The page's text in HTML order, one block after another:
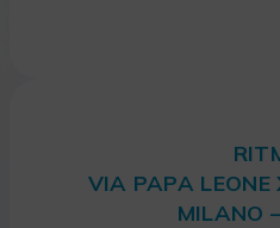
VIA PAPA
MILANO